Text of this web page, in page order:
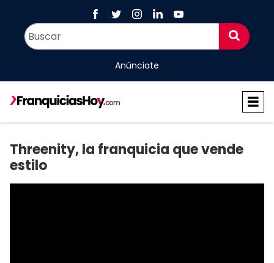
Anúnciate
Threenity, la franquicia que vende
estilo